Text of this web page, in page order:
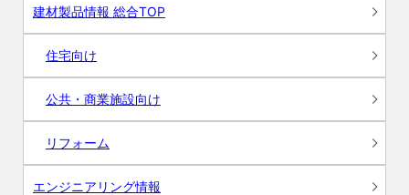
建材製品情報 総合TOP
住宅向け
公共・商業施設向け
リフォーム
エンジニアリング情報